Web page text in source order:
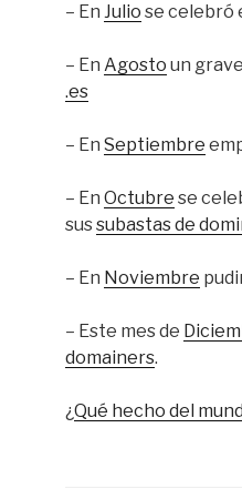
– En Julio se celebró
– En Agosto un grave
.es
– En Septiembre
– En Octubre se
sussubastas de
– En Noviembre
– Este mes de
domainers.
¿Qué hecho del